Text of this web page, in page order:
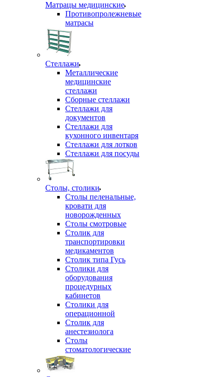
Матрацы медицинские
Противопролежневые
матрасы
Стеллажи
Металлические
медицинские
стеллажи
Сборные стеллажи
Стеллажи для
документов
Стеллажи для
кухонного инвентаря
Стеллажи для лотков
Стеллажи для посуды
Столы, столики
Столы пеленальные,
кровати для
новорожденных
Столы смотровые
Столик для
транспортировки
медикаментов
Столик типа Гусь
Столики для
оборудования
процедурных
кабинетов
Столики для
операционной
Столик для
анестезиолога
Столы
стоматологические